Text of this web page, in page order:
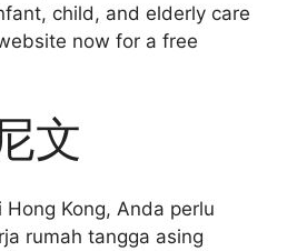
child, and elderly care
now for a free
文
Kong, Anda perlu
rumah tangga asing